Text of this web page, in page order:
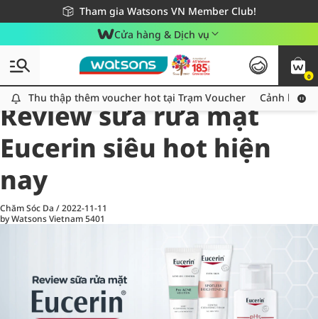
Tham gia Watsons VN Member Club!
Miễn phí giao hàng cho đơn hàng từ 249,000Đ
Giao hàng nhanh 24h - Áp dụng khu vực TP. Hồ Chí Minh
Cửa hàng & Dịch vụ
0
Thu thập thêm voucher hot tại Trạm Voucher
Thu thập thêm voucher hot tại Trạm Voucher Cảnh báo
All
Chăm Sóc Cá Nhân
Review sữa rửa mặt
Eucerin siêu hot hiện
nay
Chăm Sóc Da /2022-11-11
by Watsons Vietnam5401